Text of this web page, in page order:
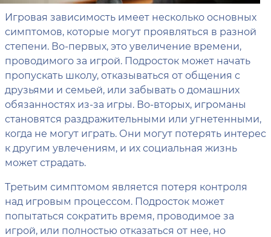
Игровая зависимость имеет несколько основных
симптомов, которые могут проявляться в разной
степени. Во-первых, это увеличение времени,
проводимого за игрой. Подросток может начать
пропускать школу, отказываться от общения с
друзьями и семьей, или забывать о домашних
обязанностях из-за игры. Во-вторых, игроманы
становятся раздражительными или угнетенными,
когда не могут играть. Они могут потерять интерес
к другим увлечениям, и их социальная жизнь
может страдать.
Третьим симптомом является потеря контроля
над игровым процессом. Подросток может
попытаться сократить время, проводимое за
игрой, или полностью отказаться от нее, но